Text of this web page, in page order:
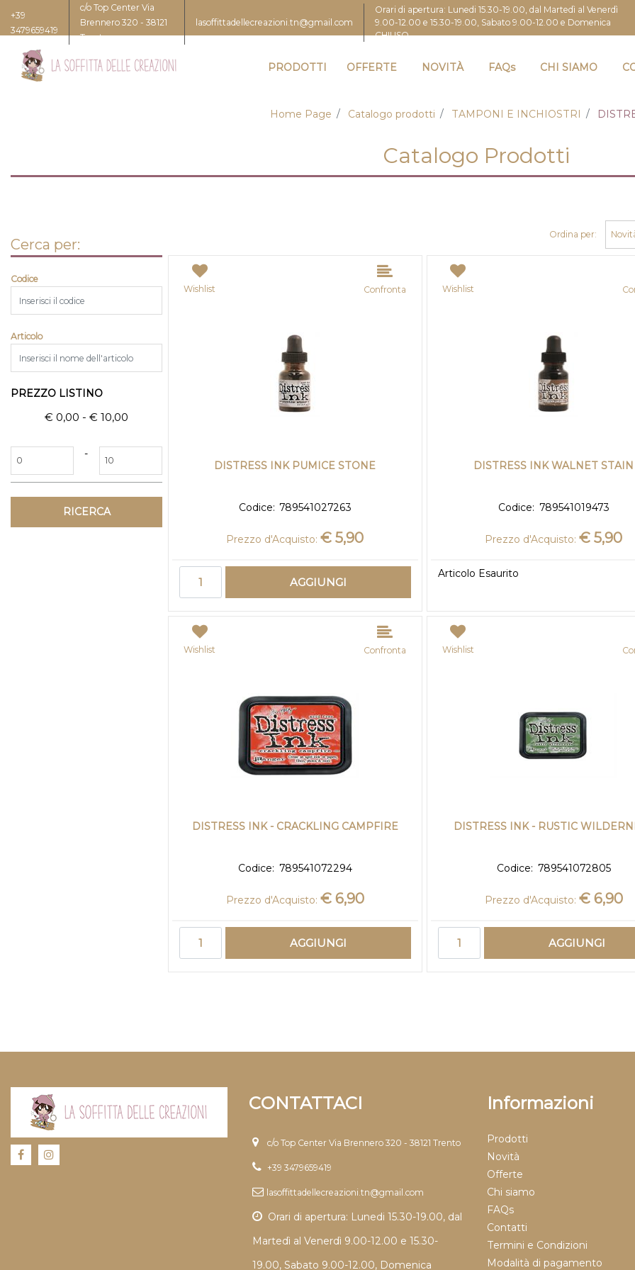
+39
3479659419
c/o Top Center Via
Brennero 320 - 38121
Trento
lasoffittadellecreazioni.tn@gmail.com
Orari di apertura: Lunedi 15.30-19.00, dal Martedì al Venerdì
9.00-12.00 e 15.30-19.00, Sabato 9.00-12.00 e Domenica
CHIUSO
PRODOTTI OFFERTE NOVITÀ FAQs CHI SIAMO
Home Page Catalogo prodotti TAMPONI E INCHIOSTRI
Catalogo Prodotti
Cerca per:
Codice
Articolo
PREZZO LISTINO
€ 0,00 - € 10,00
-
Ordina per:
Wishlist Confronta
DISTRESS INK PUMICE STONE
Codice: 789541027263
Prezzo d'Acquisto: € 5,90
AGGIUNGI
Wishlist
DISTRESS INK WALNET STAIN
Codice: 789541019473
Prezzo d'Acquisto: € 5,90
Articolo Esaurito
Wishlist Confronta
DISTRESS INK - CRACKLING CAMPFIRE
Codice: 789541072294
Prezzo d'Acquisto: € 6,90
AGGIUNGI
Wishlist
DISTRESS INK - RUSTIC
Codice: 789541072805
Prezzo d'Acquisto: € 6,90
AGGIUNGI
CONTATTACI
c/o Top Center Via Brennero 320 - 38121 Trento
+39 3479659419
lasoffittadellecreazioni.tn@gmail.com
Orari di apertura: Lunedi 15.30-19.00, dal
Martedì al Venerdì 9.00-12.00 e 15.30-
19.00, Sabato 9.00-12.00, Domenica
Informazioni
Prodotti
Novità
Offerte
Chi siamo
FAQs
Contatti
Termini e Condizioni
Modalità di pagamento